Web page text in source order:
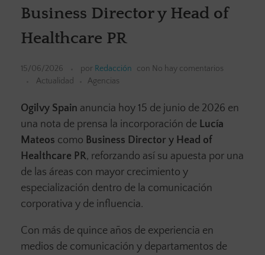
Business Director y Head of
Healthcare PR
15/06/2026 por Redacción con No hay comentarios
Actualidad
Agencias
Ogilvy Spain anuncia hoy 15 de junio de 2026 en
una nota de prensa la incorporación de Lucía
Mateos como Business Director y Head of
Healthcare PR, reforzando así su apuesta por una
de las áreas con mayor crecimiento y
especialización dentro de la comunicación
corporativa y de influencia.
Con más de quince años de experiencia en
medios de comunicación y departamentos de